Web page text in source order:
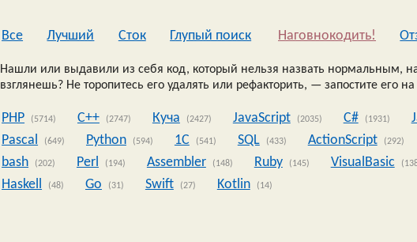
Все Лучший Сток Глупый поиск Наговнокодить!
Нашли или выдавили из себя код, который нельзя назвать нормальным,
взглянешь? Не торопитесь его удалять или рефакторить, — запостите его
PHP (5714) C++ (2747) Куча (2427) JavaScript (2035) C# (1931)
Pascal (649) Python (594) 1C (541) SQL (433) ActionScript (292)
bash (202) Perl (194) Assembler (148) Ruby (145) VisualBasic
Haskell (48) Go (31) Swift (27) Kotlin (14)